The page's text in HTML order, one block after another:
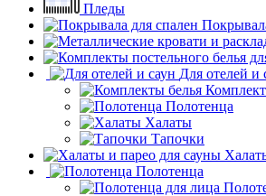
Пледы
Для отелей и
Полотенца
Халаты
Тапочки
Полотенца